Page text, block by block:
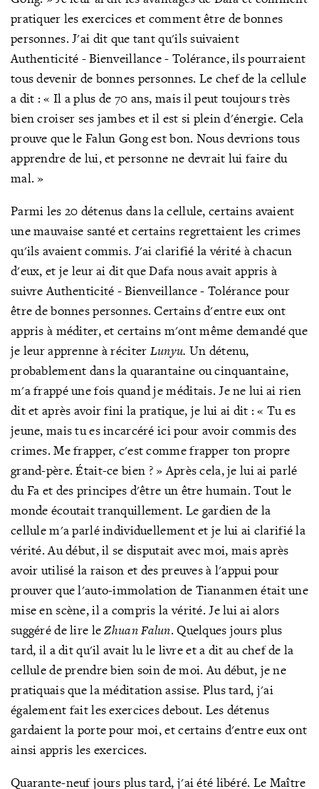
pratiquer les exercices et comment être de bonnes
personnes. J'ai dit que tant qu'ils suivaient
Authenticité - Bienveillance - Tolérance, ils pourraient
tous devenir de bonnes personnes. Le chef de la cellule
a dit : « Il a plus de 70 ans, mais il peut toujours très
bien croiser ses jambes et il est si plein d'énergie. Cela
prouve que le Falun Gong est bon. Nous devrions tous
apprendre de lui, et personne ne devrait lui faire du
mal. »
Parmi les 20 détenus dans la cellule, certains avaient
une mauvaise santé et certains regrettaient les crimes
qu'ils avaient commis. J'ai clarifié la vérité à chacun
d'eux, et je leur ai dit que Dafa nous avait appris à
suivre Authenticité - Bienveillance - Tolérance pour
être de bonnes personnes. Certains d'entre eux ont
appris à méditer, et certains m'ont même demandé que
je leur apprenne à réciter Lunyu. Un détenu,
probablement dans la quarantaine ou cinquantaine,
m'a frappé une fois quand je méditais. Je ne lui ai rien
dit et après avoir fini la pratique, je lui ai dit : « Tu es
jeune, mais tu es incarcéré ici pour avoir commis des
crimes. Me frapper, c'est comme frapper ton propre
grand-père. Était-cebien ? » Après cela, je lui ai parlé
du Fa et des principes d'être un être humain. Tout le
monde écoutait tranquillement. Le gardien de la
cellule m'a parlé individuellement et je lui ai clarifié la
vérité. Au début, il se disputait avec moi, mais après
avoir utilisé la raison et des preuves à l'appui pour
prouver que l'auto-immolation de Tiananmen était une
mise en scène, il a compris la vérité. Je lui ai alors
suggéré de lire leZhuan Falun. Quelques jours plus
tard, il a dit qu'il avait lu le livre et a dit au chef de la
cellule de prendre bien soin de moi. Au début, je ne
pratiquais que la méditation assise. Plus tard, j'ai
également fait les exercices debout. Les détenus
gardaient la porte pour moi, et certains d'entre eux ont
ainsi appris les exercices.
Quarante-neuf jours plus tard, j'ai été libéré. Le Maître